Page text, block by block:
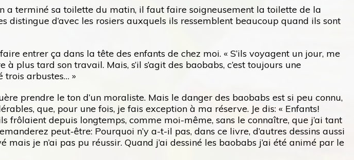
a terminé sa toilette du matin, il faut faire soigneusement la toilette de la
distingue d’avec les rosiers auxquels ils ressemblent beaucoup quand ils sont
entrer ça dans la tête des enfants de chez moi. « S’ils voyagent un jour, me
tard son travail. Mais, s’il s’agit des baobabs, c’est toujours une
trois arbustes… »
prendre le ton d’un moraliste. Mais le danger des baobabs est si peu connu,
que, pour une fois, je fais exception à ma réserve. Je dis: « Enfants!
frôlaient depuis longtemps, comme moi-même, sans le connaître, que j’ai tant
peut-être: Pourquoi n’y a-t-il pas, dans ce livre, d’autres dessins aussi
je n’ai pas pu réussir. Quand j’ai dessiné les baobabs j’ai été animé par le